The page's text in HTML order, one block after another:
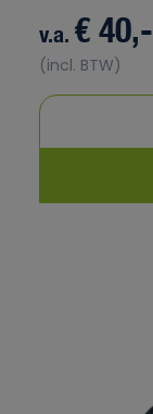
v.a.€ 40,-
(incl. BTW)